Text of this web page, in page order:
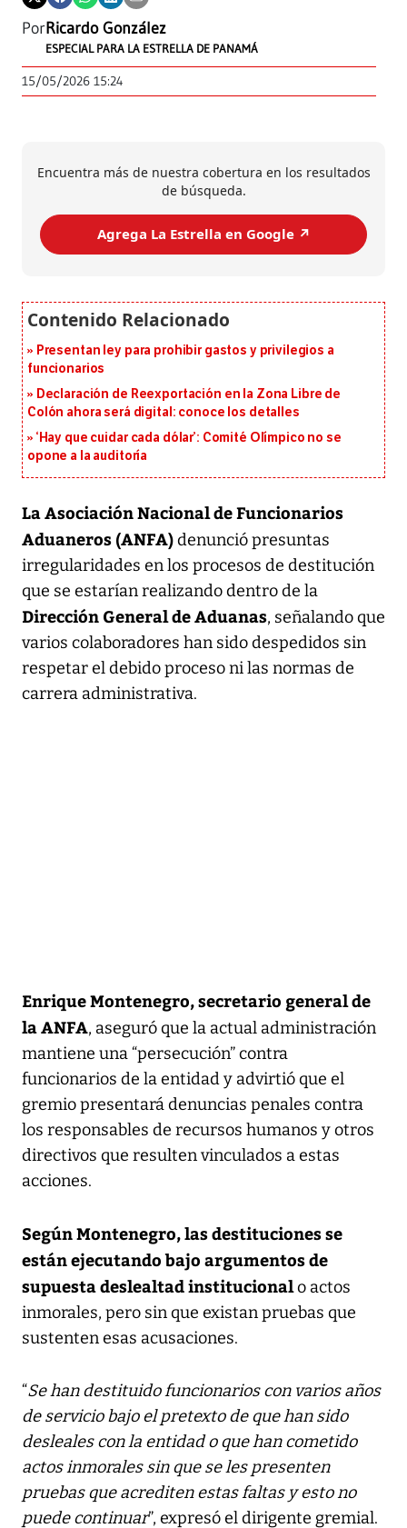
PorRicardo González
ESPECIAL PARA LA ESTRELLA DE PANAMÁ
15/05/2026 15:24
Encuentra más de nuestra cobertura en los resultados
de búsqueda.
Agrega La Estrella en Google ↗️
Presentan ley para prohibir gastos y privilegios a
funcionarios
Declaración de Reexportación en la Zona Libre de
Colón ahora será digital: conoce los detalles
‘Hay que cuidar cada dólar’: Comité Olímpico no se
opone a la auditoría
La Asociación Nacional de Funcionarios
Aduaneros (ANFA)denunció presuntas
irregularidades en los procesos de destitución
que se estarían realizando dentro de la
Dirección General de Aduanas, señalando que
varios colaboradores han sido despedidos sin
respetar el debido proceso ni las normas de
carrera administrativa.
Enrique Montenegro, secretario general de
la ANFA, aseguró que la actual administración
mantiene una “persecución” contra
funcionarios de la entidad y advirtió que el
gremio presentará denuncias penales contra
los responsables de recursos humanos y otros
directivos que resulten vinculados a estas
acciones.
Según Montenegro, las destituciones se
están ejecutando bajo argumentos de
supuesta deslealtad institucionalo actos
inmorales, pero sin que existan pruebas que
sustenten esas acusaciones.
“Se han destituido funcionarios con varios años
de servicio bajo el pretexto de que han sido
desleales con la entidad o que han cometido
actos inmorales sin que se les presenten
pruebas que acrediten estas faltas y esto no
puede continuar”, expresó el dirigente gremial.